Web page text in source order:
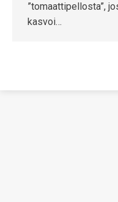
”tomaattipellosta”,
kasvoi…